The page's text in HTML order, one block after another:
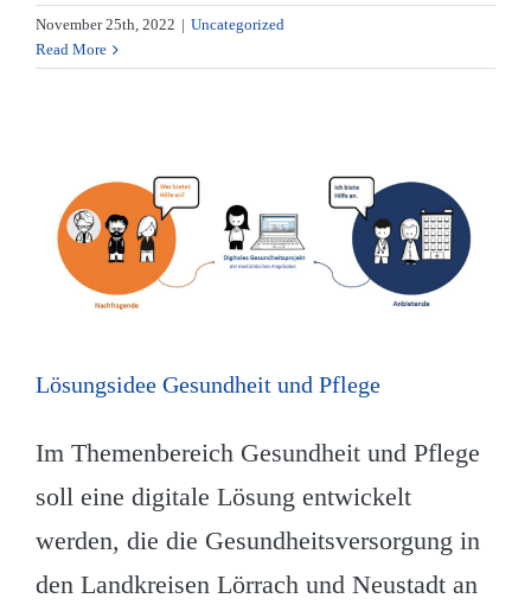
November 25th, 2022 | Uncategorized
Read More
Lösungsidee Gesundheit und Pflege
Im Themenbereich Gesundheit und Pflege
soll eine digitale Lösung entwickelt
werden, die die Gesundheitsversorgung in
den Landkreisen Lörrach und Neustadt an